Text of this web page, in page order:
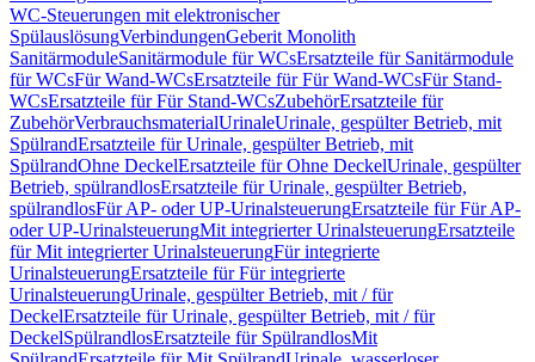
WC-Steuerungen mit elektronischer
SpülauslösungVerbindungenGeberit Monolith
SanitärmoduleSanitärmodule für WCsErsatzteile für Sanitärmodule
für WCsFür Wand-WCsErsatzteile für Für Wand-WCsFür Stand-
WCsErsatzteile für Für Stand-WCsZubehörErsatzteile für
ZubehörVerbrauchsmaterialUrinaleUrinale, gespülter Betrieb, mit
SpülrandErsatzteile für Urinale, gespülter Betrieb, mit
SpülrandOhne DeckelErsatzteile für Ohne DeckelUrinale, gespülter
Betrieb, spülrandlosErsatzteile für Urinale, gespülter Betrieb,
spülrandlosFür AP- oder UP-UrinalsteuerungErsatzteile für Für AP-
oder UP-UrinalsteuerungMit integrierter UrinalsteuerungErsatzteile
für Mit integrierter UrinalsteuerungFür integrierte
UrinalsteuerungErsatzteile für Für integrierte
UrinalsteuerungUrinale, gespülter Betrieb, mit / für
DeckelErsatzteile für Urinale, gespülter Betrieb, mit / für
DeckelSpülrandlosErsatzteile für SpülrandlosMit